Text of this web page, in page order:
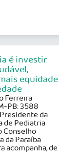
é investir
equidade
Ferreira
PB: 3588
da
de Pediatria
Conselho
da Paraíba
acompanha, de